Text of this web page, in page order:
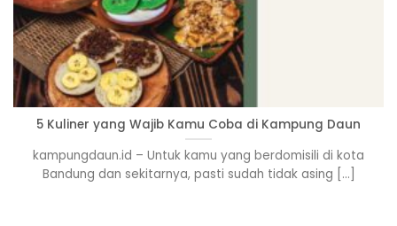
5 Kuliner yang Wajib Kamu Coba di Kampung Daun
kampungdaun.id – Untuk kamu yang berdomisili di kota
Bandung dan sekitarnya, pasti sudah tidak asing [...]